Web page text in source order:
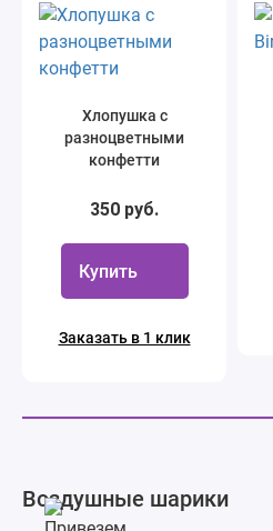
Хлопушка с
разноцветными
конфетти
350 руб.
Купить
Заказать в 1 клик
Воздушные шарики